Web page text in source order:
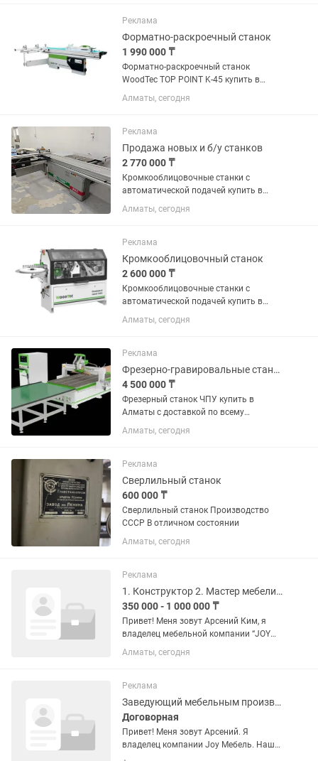
сверлильный(горизонтальный).
Реклама
Форматно-раскроечный станок
1 990 000 ₸
Форматно-раскроечный станок
WoodTec TOP POINT K-45 купить в
Алматы с доставкой по всему
Казахстану. Самая лучшая цена в
Наша компания предлагает форматно
раскроечный...
Алматы, сегодня
Реклама
Продажа новых и б/у станков
2 770 000 ₸
Кромкооблицовочные станки с
автоматической подачей купить в
Алматы с доставкой по всему
Казахстану. Самая лучшая цена в
Кромкооблицовочные станки с
автоматической...
Алматы, сегодня
Реклама
Кромкооблицовочный станок
2 600 000 ₸
Кромкооблицовочные станки с
автоматической подачей купить в
Алматы с доставкой по всему
Казахстану. Самая лучшая цена в
Кромкооблицовочные станки с
автоматической...
Алматы, сегодня
Реклама
Фрезерно-гравировальные станки с ЧПУ 2130
4 500 000 ₸
Фрезерный станок ЧПУ купить в
Алматы с доставкой по всему
Казахстану. Самая лучшая цена в
Казахстане! В наличии на складе.
станки с ЧПУ купить новые, с
гарантией....
Алматы, сегодня
Реклама
Сверлильный станок
600 000 ₸
Сверлильный станок Производство
СССР В отличном состоянии
Алматы, сегодня
Реклама
1. Конструктор 2. Мастер мебели 3. Столяр корпусник 4. Маляр 5. Шкурщики
350 000 - 1 000 000 ₸
Привет! Меня зовут Арсений Ким, я
владелец мебельной компании “JOY
Мебель” — мебель, которая радует. Мы
на рынке уже 15 лет, за это время
Алматы, сегодня
Реклама
Заведующий мебельным производством
Договорная
Привет! Меня зовут Арсений. Я
владелец компании Joy Мебель. Наша
цель — создавать качественную и